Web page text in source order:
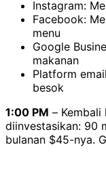
Instagram:
Facebook:
menu
Google
makanan
Platform
besok
1:00 PM –
diinvestasikan: 90
bulanan $45-nya.